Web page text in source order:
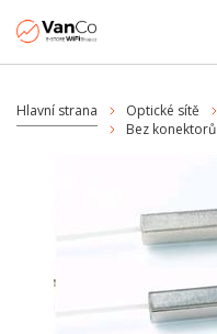
Hlavní strana Optické sítě
Bez konektorů